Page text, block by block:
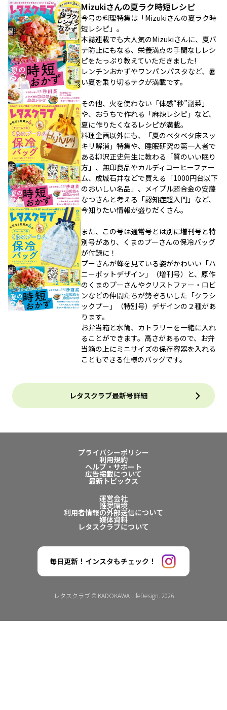
Mizukiさんの夏ラク時短レシピ
今号の料理特集は「Mizukiさんの夏ラク時
短レシピ」。
本誌連載でも大人気のMizukiさんに、夏バ
テ防止にもなる、栄養満点の手間なしレシ
ピをたっぷり教えていただきました!
レンチンおかずやワンパンパスタなど、暑
い夏を乗り切るテクが満載です。
その他、火を使わない「体感“秒”副菜」
や、おうちで作れる「麻辣レシピ」など、
夏に作りたくなるレシピが満載。
料理企画以外にも、「夏のベタベタ床スッ
キリ解消」特集や、睡眠研究の第一人者で
ある柳沢正史先生に教わる「質のいい眠り
方」、無印良品やカルディコーヒーファー
ム、成城石井などで買える「1000円台以下
のおいしい名品」、メイプル超合金の安藤
なつさんと考える「認知症超入門」など、
今知りたい情報が盛りだくさん。
また、この号は通常号とは別に増刊号と特
別号があり、くまのプーさんの保冷バッグ
が付録に！
プーさんが蜂を見ている姿がかわいい「ハ
ニーポットデザイン」（増刊号）と、原作
のくまのプーさんやクリストファー・ロビ
ンなどの仲間たちが勢ぞろいした「クラシ
ックプー」（特別号）デザインの２種があ
ります。
お弁当箱と水筒、カトラリーを一緒に入れ
ることができます。高さがあるので、お弁
当箱の上にミニサイズの保存容器を入れる
こともできる仕様のバッグです。
レタスクラブ最新号詳細
プライバシーポリシー
利用規約
ヘルプ・サポート
広告掲載について
最新トピックス
運営会社
推奨環境
利用者情報の外部送信について
媒体資料
レタスクラブについて
毎日更新！インスタもチェック！
レタスクラブ © KADOKAWA LifeDesign. 2026